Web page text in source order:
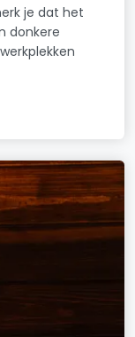
je dat het
donkere